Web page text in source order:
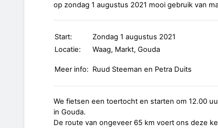
op zondag 1 augustus 2021 mooi gebruik van
Start:
Zondag 1 augustus 2021
Locatie:
Waag, Markt, Gouda
Meer info: Ruud Steeman en Petra Duits
We fietsen een toertocht en starten om 12.00
in Gouda.
De route van ongeveer 65 km voert ons deze